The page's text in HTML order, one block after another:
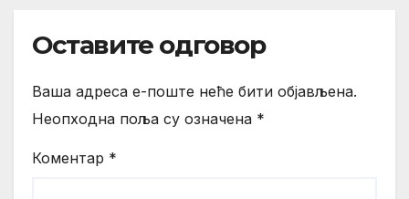
Оставите одговор
Ваша адреса е-поште неће бити објављена.
Неопходна поља су означена *
Коментар *